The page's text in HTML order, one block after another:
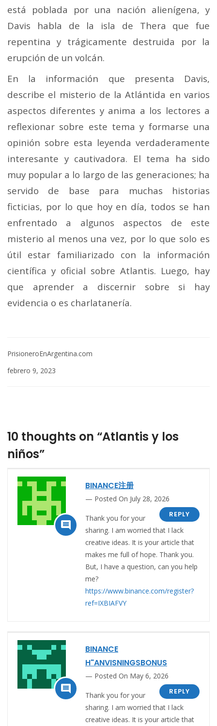
está poblada por una nación alienígena, y
Davis habla de la isla de Thera que fue
repentina y trágicamente destruida por la
erupción de un volcán.
En la información que presenta Davis,
describe el misterio de la Atlántida en varios
aspectos diferentes y anima a los lectores a
reflexionar sobre este tema y formarse una
opinión sobre esta leyenda verdaderamente
interesante y cautivadora. El tema ha sido
muy popular a lo largo de las generaciones; ha
servido de base para muchas historias
ficticias, por lo que hoy en día, todos se han
enfrentado a algunos aspectos de este
misterio al menos una vez, por lo que solo es
útil estar familiarizado con la información
científica y oficial sobre Atlantis. Luego, hay
que aprender a discernir sobre si hay
evidencia o es charlatanería.
PrisioneroEnArgentina.com
febrero 9, 2023
10 thoughts on “Atlantis y los
niños”

BINANCE注册
Posted On July 28, 2026
REPLY
Thank you for your
sharing. I am worried that I lack
creative ideas. It is your article that
makes me full of hope. Thank you.
But, I have a question, can you help
me?
https://www.binance.com/register?
ref=IXBIAFVY

BINANCE
H"ANVISNINGSBONUS
Posted On May 6, 2026
REPLY
Thank you for your
sharing. I am worried that I lack
creative ideas. It is your article that